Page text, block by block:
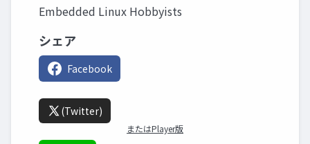
Embedded Linux Hobbyists
シェア
Facebook
(Twitter)
またはPlayer版